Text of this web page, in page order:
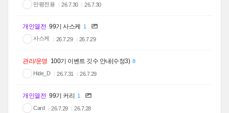
만평전용 26.7.30 26.7.30
개인열전 99기 사스케
1
사스케
26.7.29 26.7.29
관리/운영 100기 이벤트 깃수 안내(수정3) 8
Hide_D 26.7.31 26.7.29
개인열전 99기 커리 1
Card 26.7.29 26.7.28